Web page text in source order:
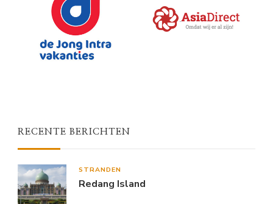
RECENTE BERICHTEN
STRANDEN
Redang Island